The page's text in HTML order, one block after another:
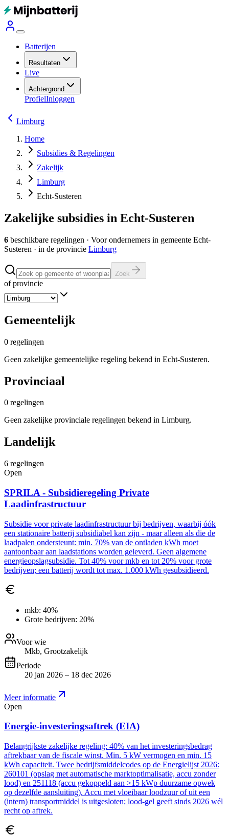
Batterijen
Resultaten
Live
Achtergrond
ProfielInloggen
Limburg
Home
Subsidies & Regelingen
Zakelijk
Limburg
Echt-Susteren
Zakelijke subsidies in Echt-Susteren
6 beschikbare regelingen · Voor ondernemers in gemeente Echt-
Susteren · in de provincie Limburg
Zoek
of provincie
Gemeentelijk
0 regelingen
Geen zakelijke gemeentelijke regeling bekend in Echt-Susteren.
Provinciaal
0 regelingen
Geen zakelijke provinciale regelingen bekend in Limburg.
Landelijk
6 regelingen
Open
SPRILA - Subsidieregeling Private
Laadinfrastructuur
Subsidie voor private laadinfrastructuur bij bedrijven, waarbij óók
een stationaire batterij subsidiabel kan zijn - maar alleen als die de
laadpalen ondersteunt: min. 70% van de ontladen kWh moet
aantoonbaar aan laadstations worden geleverd. Geen algemene
energieopslagsubsidie. Tot 40% voor mkb en tot 20% voor grote
bedrijven; een batterij wordt tot max. 1.000 kWh gesubsidieerd.
mkb: 40%
Grote bedrijven: 20%
Voor wie
Mkb, Grootzakelijk
Periode
20 jan 2026 – 18 dec 2026
Meer informatie
Open
Energie-investeringsaftrek (EIA)
Belangrijkste zakelijke regeling: 40% van het investeringsbedrag
aftrekbaar van de fiscale winst. Min. 5 kW vermogen en min. 15
kWh capaciteit. Twee bedrijfsmiddelcodes op de Energielijst 2026:
260101 (opslag met automatische marktoptimalisatie, accu zonder
lood) en 251118 (accu gekoppeld aan >15 kWp duurzame opwek
op dezelfde aansluiting). Accu met vloeibaar loodzuur of uit een
(intern) transportmiddel is uitgesloten; lood-gel geeft sinds 2026 wél
recht op aftrek.